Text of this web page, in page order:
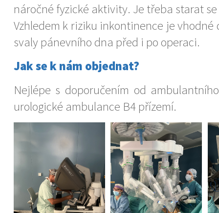
náročné fyzické aktivity. Je třeba starat
Vzhledem k riziku inkontinence je
svaly pánevního dna před i po operaci.
Jak se k nám objednat?
Nejlépe s doporučením od
urologické ambulance B4 přízemí.